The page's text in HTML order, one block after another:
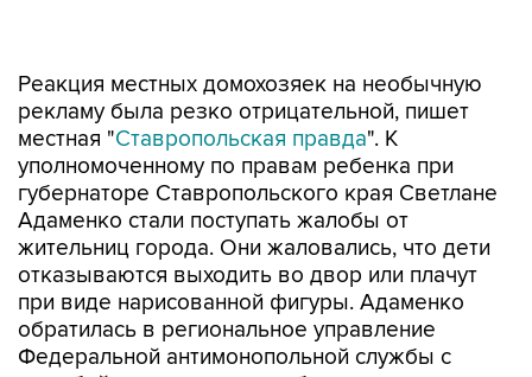
местная "Ставропольская правда". К
уполномоченному по правам ребенка при
губернаторе Ставропольского края Светлане
Адаменко стали поступать жалобы от
жительниц города. Они жаловались, что дети
отказываются выходить во двор или плачут
при виде нарисованной фигуры. Адаменко
обратилась в региональное управление
Федеральной антимонопольной службы с
жалобой, и ведомство возбудило против
бизнесмена-оконщика дело.